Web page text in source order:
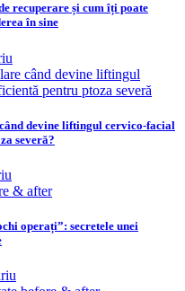
recuperare și cum îți poate
în sine
devine liftingul cervico-facial
severă?
operați”: secretele unei